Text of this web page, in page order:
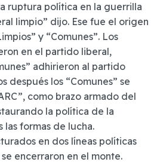
ruptura política en la guerrilla
limpio” dijo. Ese fue el origen
y “Comunes”. Los
en el partido liberal,
adhirieron al partido
después los “Comunes” se
como brazo armado del
la política de la
formas de lucha.
en dos líneas políticas
encerraron en el monte.